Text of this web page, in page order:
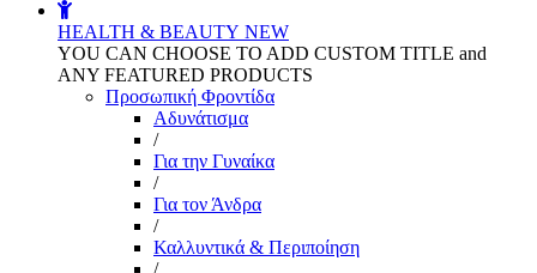
HEALTH & BEAUTY NEW
YOU CAN CHOOSE TO ADD CUSTOM TITLE and
ANY FEATURED PRODUCTS
Προσωπική Φροντίδα
Αδυνάτισμα
/
Για την Γυναίκα
/
Για τον Άνδρα
/
Καλλυντικά & Περιποίηση
/